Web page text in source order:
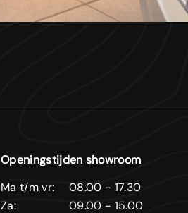
Openingstijden showroom
Ma t/m vr:
08.00 - 17.30
Za:
09.00 - 15.00